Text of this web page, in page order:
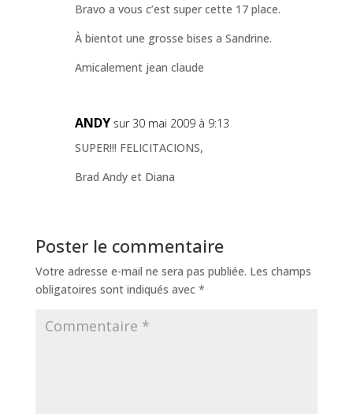
Bravo a vous c’est super cette 17 place.
À bientot une grosse bises a Sandrine.
Amicalement jean claude
ANDY sur 30 mai 2009 à 9:13
SUPER!!! FELICITACIONS,
Brad Andy et Diana
Poster le commentaire
Votre adresse e-mail ne sera pas publiée. Les champs
obligatoires sont indiqués avec *